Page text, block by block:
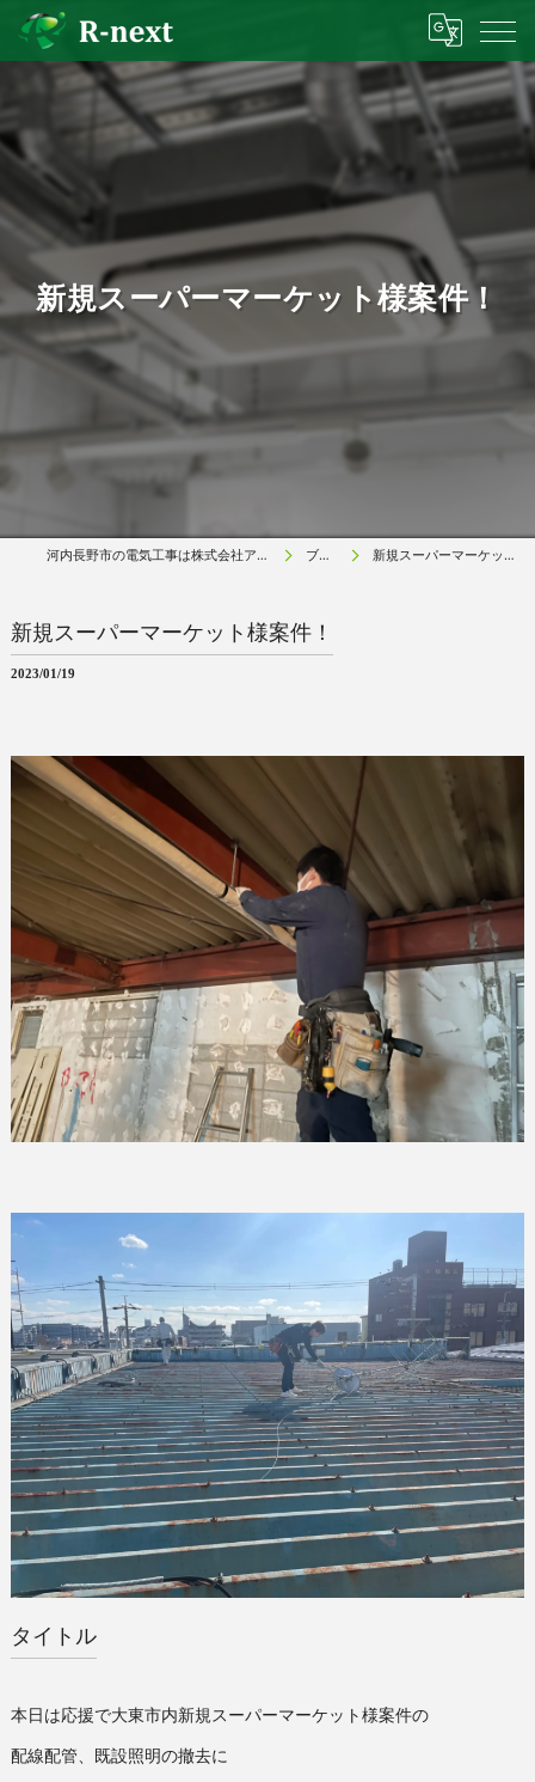
新規スーパーマーケット様案件！
河内長野市の電気工事は株式会社アールネクスト ブログ 新規スーパーマーケット様案件！
新規スーパーマーケット様案件！
2023/01/19
タイトル
本日は応援で大東市内新規スーパーマーケット様案件の
配線配管、既設照明の撤去に